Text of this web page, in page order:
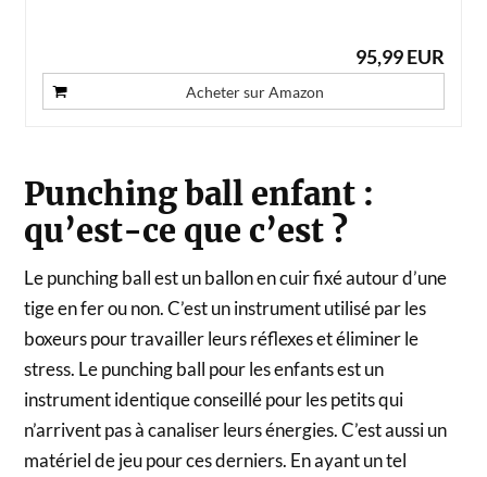
95,99 EUR
Acheter sur Amazon
Punching ball enfant :
qu’est-ce que c’est ?
Le punching ball est un ballon en cuir fixé autour d’une
tige en fer ou non. C’est un instrument utilisé par les
boxeurs pour travailler leurs réflexes et éliminer le
stress. Le punching ball pour les enfants est un
instrument identique conseillé pour les petits qui
n’arrivent pas à canaliser leurs énergies. C’est aussi un
matériel de jeu pour ces derniers. En ayant un tel